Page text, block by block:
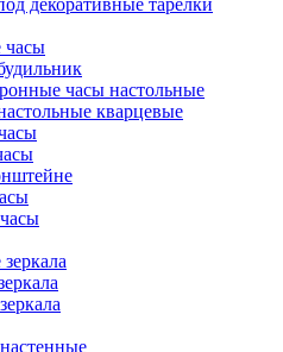
декоративные тарелки
часы
часы настольные
кварцевые